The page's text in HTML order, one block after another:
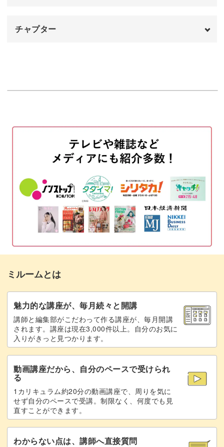
チャプター
アイシングジェルでべっ甲模様を入れる
乳白色のカラージェルを重ねる
アイシングジェルでべっ甲模様を重ねる 08:35
オレンジのカラージェルを足す
乳白色のカラージェルを重ねる
マットトップでコーティングする 13:38
リングを作って爪にのせる
リングを色づけする
トップコーティングをする 21:05
完成♪ 23:08
ミルームとは
魅力的な講座が、毎月続々と開講
講師と編集部がこだわって作る講座が、毎月開講
されます。講座は現在3,000件以上。自分のお気に
入りがきっと見つかります。
動画講座だから、自分のペースで受けられ
る
1カリキュラム約20分の動画講座で、周りを気に
せず自分のペースで受講。制限なく、何度でも見
直すことができます。
わからない点は、講師へ直接質問